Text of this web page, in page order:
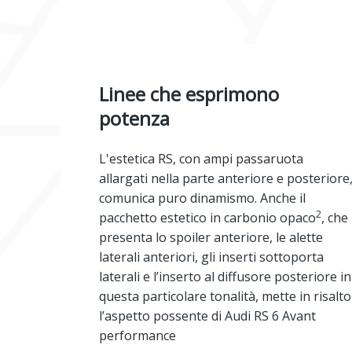
Linee che esprimono
potenza
L'estetica RS, con ampi passaruota
allargati nella parte anteriore e posteriore,
comunica puro dinamismo. Anche il
pacchetto estetico in carbonio opaco2, che
presenta lo spoiler anteriore, le alette
laterali anteriori, gli inserti sottoporta
laterali e l’inserto al diffusore posteriore in
questa particolare tonalità, mette in risalto
l’aspetto possente di Audi RS 6 Avant
performance